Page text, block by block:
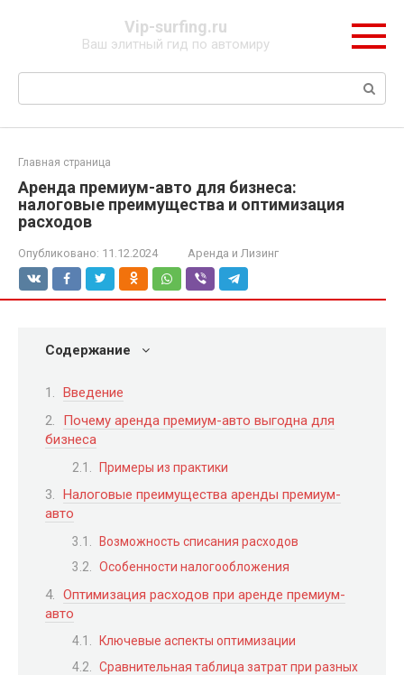
Vip-surfing.ru
Ваш элитный гид по автомиру
Поиск:
Главная страница
Аренда премиум-авто для бизнеса:
налоговые преимущества и оптимизация
расходов
Опубликовано: 11.12.2024 Аренда и Лизинг
Содержание
Введение
Почему аренда премиум-авто выгодна для
бизнеса
Примеры из практики
Налоговые преимущества аренды премиум-
авто
Возможность списания расходов
Особенности налогообложения
Оптимизация расходов при аренде премиум-
авто
Ключевые аспекты оптимизации
Сравнительная таблица затрат при разных